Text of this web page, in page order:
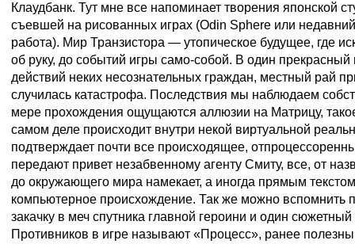
Клаудбанк. Тут мне все напоминает творения японской
съевшей на рисованных играх (Odin Sphere или
работа). Мир Транзистора — утопическое будущее, где
об руку, до событий игры само-собой. В один прекрасный
действий неких несознательных граждан, местный рай
случилась катастрофа. Последствия мы наблюдаем
мере прохождения ощущаются аллюзии на Матрицу,
самом деле происходит внутри некой виртуальной
подтверждает почти все происходящее,
передают привет незабвенному агенту Смиту, все, от
до окружающего мира намекает, а иногда прямым
компьютерное происхождение. Так же можно вспомнить
закачку в меч спутника главной героини и один
Противников в игре называют «Процесс», ранее